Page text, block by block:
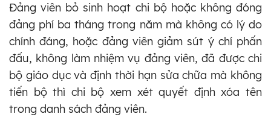
Đảng viên bỏ sinh hoạt chi bộ hoặc không đóng
đảng phí ba tháng trong năm mà không có lý do
chính đáng, hoặc đảng viên giảm sút ý chí phấn
đấu, không làm nhiệm vụ đảng viên, đã được chi
bộ giáo dục và định thời hạn sửa chữa mà không
tiến bộ thì chi bộ xem xét quyết định xóa tên
trong danh sách đảng viên.